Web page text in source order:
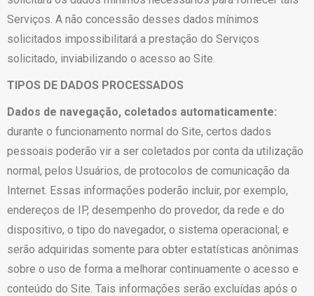
Serviços. A não concessão desses dados mínimos
solicitados impossibilitará a prestação do Serviços
solicitado, inviabilizando o acesso ao Site.
TIPOS DE DADOS PROCESSADOS
Dados de navegação, coletados automaticamente:
durante o funcionamento normal do Site, certos dados
pessoais poderão vir a ser coletados por conta da utilização
normal, pelos Usuários, de protocolos de comunicação da
Internet. Essas informações poderão incluir, por exemplo,
endereços de IP, desempenho do provedor, da rede e do
dispositivo, o tipo do navegador, o sistema operacional; e
serão adquiridas somente para obter estatísticas anônimas
sobre o uso de forma a melhorar continuamente o acesso e
conteúdo do Site. Tais informações serão excluídas após o